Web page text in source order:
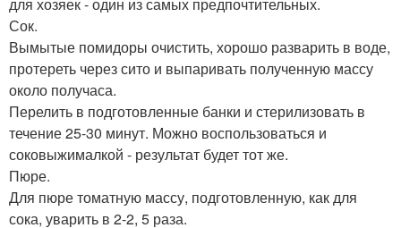
Сок.
Вымытые помидоры очистить, хорошо разварить в воде,
протереть через сито и выпаривать полученную массу
около получаса.
Перелить в подготовленные банки и стерилизовать в
течение 25-30 минут. Можно воспользоваться и
соковыжималкой - результат будет тот же.
Пюре.
Для пюре томатную массу, подготовленную, как для
сока, уварить в 2-2, 5 раза.